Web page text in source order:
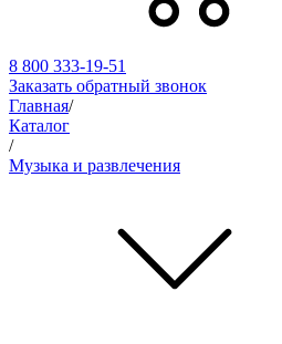
8 800 333-19-51
Заказать обратный звонок
Главная/
Каталог
/
Музыка и развлечения